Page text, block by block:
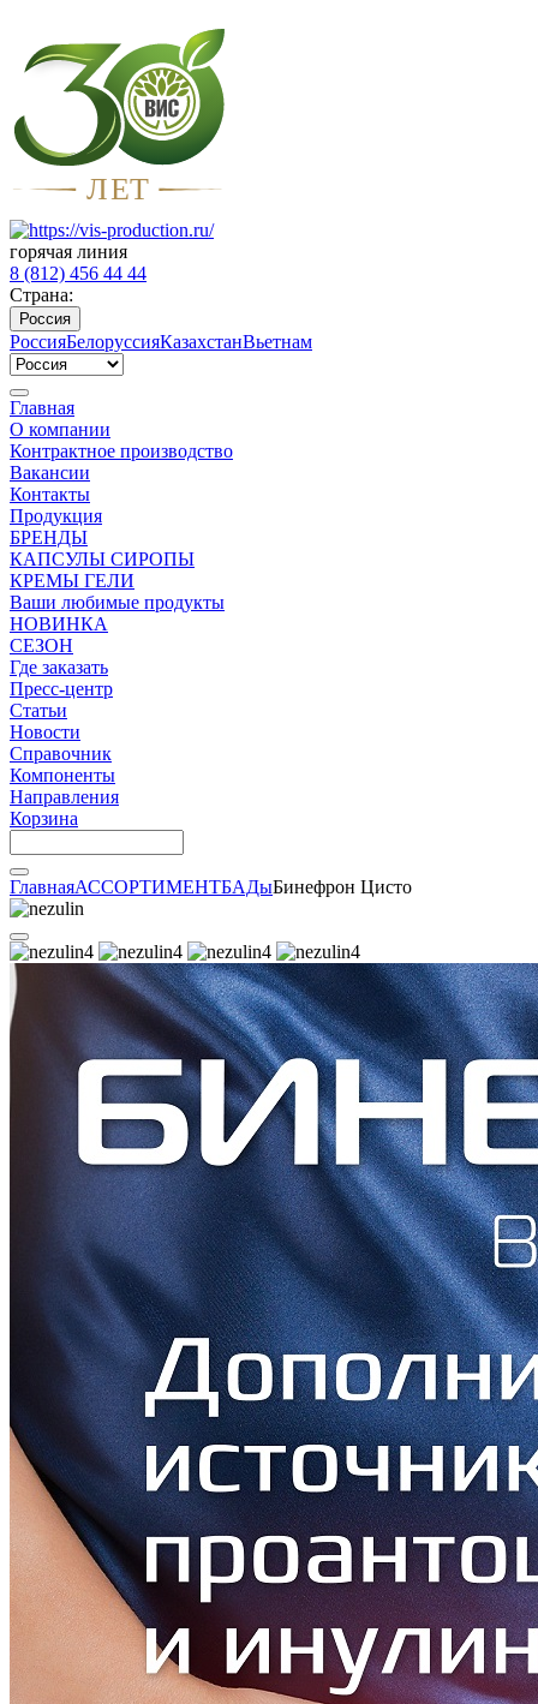
ЛЕТ
горячая линия
8 (812) 456 44 44
Страна:
Россия
РоссияБелоруссияКазахстанВьетнам
Главная
О компании
Контрактное производство
Вакансии
Контакты
Продукция
БРЕНДЫ
КАПСУЛЫ СИРОПЫ
КРЕМЫ ГЕЛИ
Ваши любимые продукты
НОВИНКА
СЕЗОН
Где заказать
Пресс-центр
Статьи
Новости
Справочник
Компоненты
Направления
Корзина
ГлавнаяАССОРТИМЕНТБАДыБинефрон Цисто